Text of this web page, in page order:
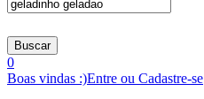
Buscar
0
Boas vindas :)Entre ou Cadastre-se